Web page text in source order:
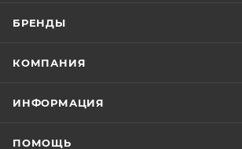
БРЕНДЫ
КОМПАНИЯ
ИНФОРМАЦИЯ
ПОМОЩЬ